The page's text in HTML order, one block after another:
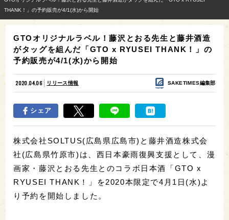
THANK！」の予約販売が4/1(水)から開始
GTOオリジナルラベル！藤沢とおる先生と藤井酒造
がタッグを組んだ「GTO x RYUSEI THANK！」の
予約販売が4/1(水)から開始
2020.04.06 リリース情報 SAKETIMES編集部
シェア
株式会社SOLTUS(広島県広島市)と藤井酒造株式会
社(広島県竹原市)は、西日本豪雨復興支援として、漫
画家・藤沢とおる先生とのコラボ日本酒「GTO x
RYUSEI THANK！」を2020本限定で4月1日(水)よ
り予約を開始しました。